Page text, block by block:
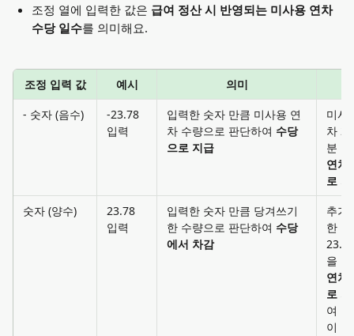
조정 열에 입력한 값은 급여 정산 시 반영되는 미사용 연차
수당 일수를 의미해요.
조정 입력 값 예시 의미
- 숫자 (음수)
-23.78
입력
입력한 숫자 만큼 미사용 연
차 수량으로 판단하여 수당
으로 지급
미사
차
분 을
연차
로
숫자 (양수)
23.78
입력
입력한 숫자 만큼 당겨쓰기
한 수량으로 판단하여 수당
에서 차감
추가
한
을
연차
로
여
이